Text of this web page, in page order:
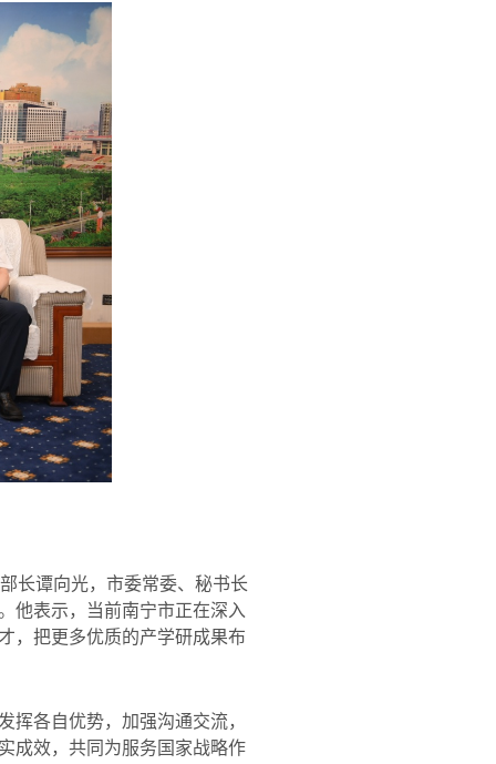
长谭向光，市委常委、秘书长
他表示，当前南宁市正在深入
，把更多优质的产学研成果布
各自优势，加强沟通交流，
成效，共同为服务国家战略作